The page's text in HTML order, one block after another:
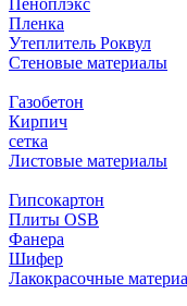
Пленка
Утеплитель Роквул
Стеновые материалы
Газобетон
Кирпич
сетка
Листовые материалы
Гипсокартон
Плиты ОSB
Фанера
Шифер
Лакокрасочные